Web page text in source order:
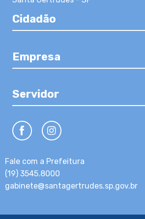
Cidadão
Empresa
Servidor
Fale com a Prefeitura
(19) 3545.8000
gabinete@santagertrudes.sp.gov.br